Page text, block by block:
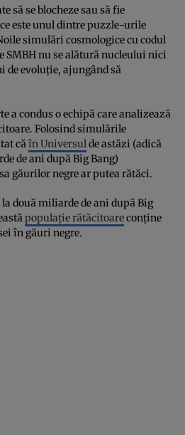
să se blocheze sau să fie
este unul dintre puzzle-urile
simulări cosmologice cu codul
SMBH nu se alătură nucleului nici
de evoluție, ajungând să
a condus o echipă care analizează
Folosind simulările
căîn Universulde astăzi (adică
de ani după Big Bang)
găurilor negre ar putea rătăci.
două miliarde de ani după Big
populație rătăcitoareconține
în găuri negre.